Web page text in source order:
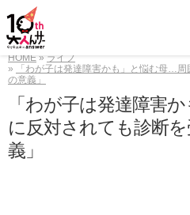
HOME
ライフ
「わが子は発達障害かも」と悩む母…
の意義」
「わが子は発達障害
に反対されても診断
義」